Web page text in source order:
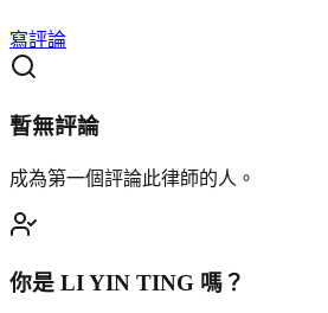
寫評論
暫無評論
成為第一個評論此律師的人。
你是 LI YIN TING 嗎？